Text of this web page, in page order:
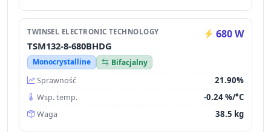
TWINSEL ELECTRONIC TECHNOLOGY 680 W
TSM132-8-680BHDG
Monocrystalline
Bifacjalny
Sprawność
21.90%
Wsp. temp. -0.24 %/°C
Waga 38.5 kg